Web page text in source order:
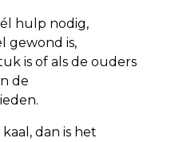
hulp nodig,
gewond is,
is of als de ouders
de
dan is het